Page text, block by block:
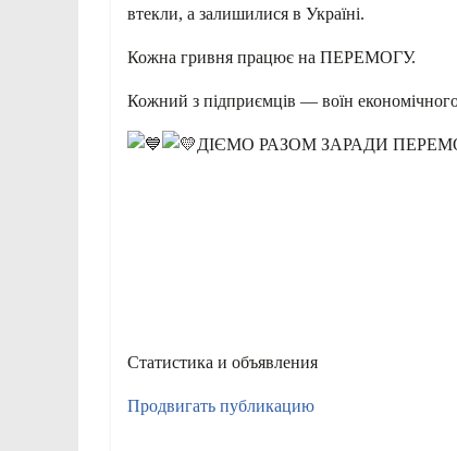
втекли, а залишилися в Україні.
Кожна гривня працює на ПЕРЕМОГУ.
Кожний з підприємців — воїн
ДІЄМО РАЗОМ ЗАРАДИ
Статистика и объявления
Продвигать публикацию